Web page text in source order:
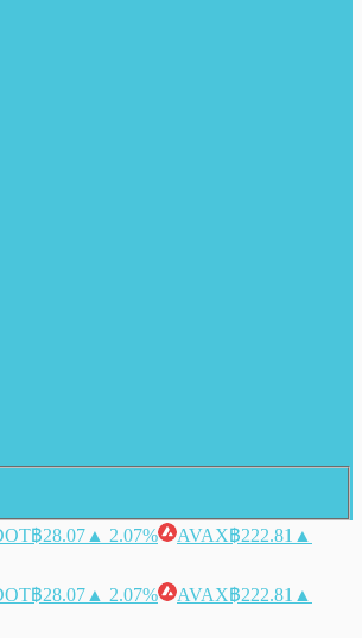
฿28.07 ▲ 2.07% AVAX฿222.81 ▲
฿28.07 ▲ 2.07% AVAX฿222.81 ▲